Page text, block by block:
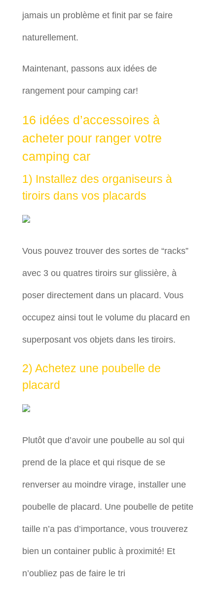
jamais un problème et finit par se faire
naturellement.
Maintenant, passons aux idées de
rangement pour camping car!
16 idées d’accessoires à
acheter pour ranger votre
camping car
1) Installez des organiseurs à
tiroirs dans vos placards
Vous pouvez trouver des sortes de “racks”
avec 3 ou quatres tiroirs sur glissière, à
poser directement dans un placard. Vous
occupez ainsi tout le volume du placard en
superposant vos objets dans les tiroirs.
2) Achetez une poubelle de
placard
Plutôt que d’avoir une poubelle au sol qui
prend de la place et qui risque de se
renverser au moindre virage, installer une
poubelle de placard. Une poubelle de petite
taille n’a pas d’importance, vous trouverez
bien un container public à proximité! Et
n’oubliez pas de faire le tri